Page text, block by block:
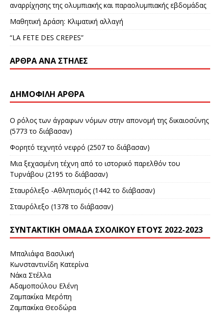
αναρρίχησης της ολυμπιακής και παραολυμπιακής εβδομάδας
Μαθητική Δράση: Κλιματική αλλαγή
“LA FETE DES CREPES”
ΆΡΘΡΑ ΑΝΆ ΣΤΉΛΕΣ
ΔΗΜΟΦΙΛΉ ΆΡΘΡΑ
Ο ρόλος των άγραφων νόμων στην απονομή της δικαιοσύνης
(5773 το διάβασαν)
Φορητό τεχνητό νεφρό (2507 το διάβασαν)
Μια ξεχασμένη τέχνη από το ιστορικό παρελθόν του
Τυρνάβου (2195 το διάβασαν)
Σταυρόλεξο -Αθλητισμός (1442 το διάβασαν)
Σταυρόλεξο (1378 το διάβασαν)
ΣΥΝΤΑΚΤΙΚΉ ΟΜΆΔΑ ΣΧΟΛΙΚΟΎ ΈΤΟΥΣ 2022-2023
Μπαλιάφα Βασιλική
Κωνσταντινίδη Κατερίνα
Νάκα Στέλλα
Αδαμοπούλου Ελένη
Ζαμπακίκα Μερόπη
Ζαμπακίκα Θεοδώρα